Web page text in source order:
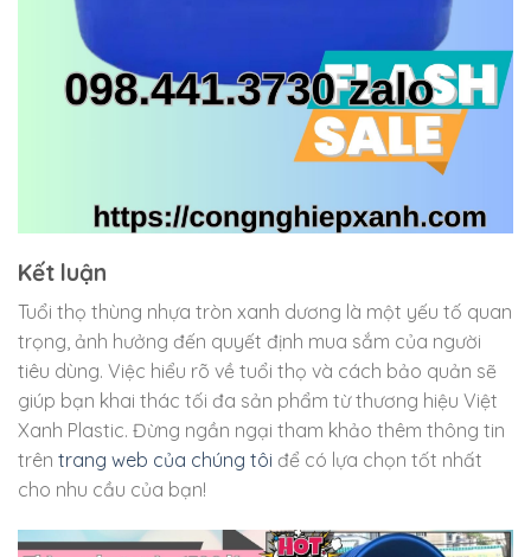
Kết luận
Tuổi thọ thùng nhựa tròn xanh dương là một yếu tố quan
trọng, ảnh hưởng đến quyết định mua sắm của người
tiêu dùng. Việc hiểu rõ về tuổi thọ và cách bảo quản sẽ
giúp bạn khai thác tối đa sản phẩm từ thương hiệu Việt
Xanh Plastic. Đừng ngần ngại tham khảo thêm thông tin
trên trang web của chúng tôi để có lựa chọn tốt nhất
cho nhu cầu của bạn!